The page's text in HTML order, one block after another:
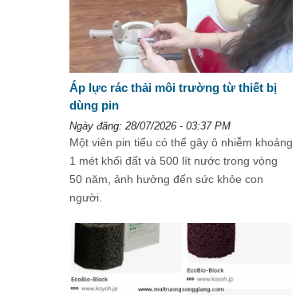
Áp lực rác thải môi trường từ thiết bị
dùng pin
Ngày đăng: 28/07/2026 - 03:37 PM
Một viên pin tiểu có thể gây ô nhiễm khoảng
1 mét khối đất và 500 lít nước trong vòng
50 năm, ảnh hưởng đến sức khỏe con
người.